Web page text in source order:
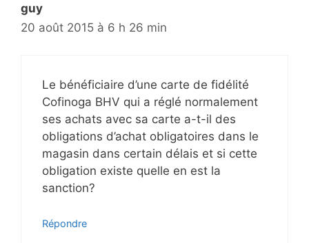
guy
20 août 2015 à 6 h 26 min
Le bénéficiaire d’une carte de fidélité
Cofinoga BHV qui a réglé normalement
ses achats avec sa carte a-t-il des
obligations d’achat obligatoires dans le
magasin dans certain délais et si cette
obligation existe quelle en est la
sanction?
Répondre